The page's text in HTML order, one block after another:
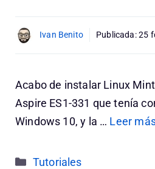
Ivan Benito Publicada:25
Acabo de instalar Linux
Aspire ES1-331 que tenía
Windows 10, y la … Leer
Categorías
Tutoriales